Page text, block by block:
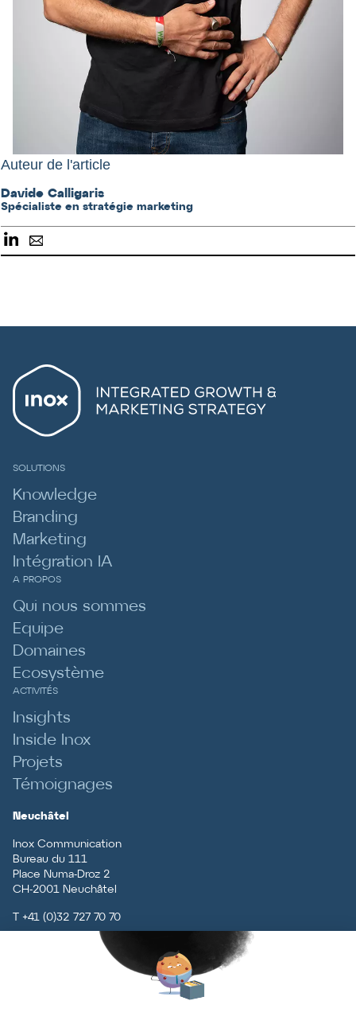
Auteur de l'article
Davide Calligaris
Spécialiste en stratégie marketing
SOLUTIONS
Knowledge
Branding
Marketing
Intégration IA
A PROPOS
Qui nous sommes
Equipe
Domaines
Ecosystème
ACTIVITÉS
Insights
Inside Inox
Projets
Témoignages
Neuchâtel
Inox Communication
Bureau du 111
Place Numa-Droz 2
CH-2001 Neuchâtel
+41 (0)32 727 70 70